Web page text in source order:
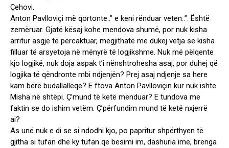
Çehovi.
Anton Pavlloviçi më qortonte..” e keni rënduar veten..”. Është
zemëruar. Gjatë kësaj kohe mendova shumë, por nuk kisha
arritur asgjë të përcaktuar, megjithatë më dukej vetja se kisha
filluar të arsyetoja në mënyrë të logjikshme. Nuk më pëlqente
kjo logjikë, nuk doja aspak t’i nënshtrohesha asaj, por duhej që
logjika të qëndronte mbi ndjenjën? Prej asaj ndjenje sa here
kam bërë budallallëqe? E ftova Anton Pavlloviçin kur nuk ishte
Misha në shtëpi. Ç’mund të ketë menduar? E tundova me
faktin se do ishim vetëm. Ç’përfundim mund të ketë nxjerrë
ai?
As unë nuk e di se si ndodhi kjo, po papritur shpërthyen të
gjitha si tufan dhe ky tufan qe besimi im, dashuria ime, brenga